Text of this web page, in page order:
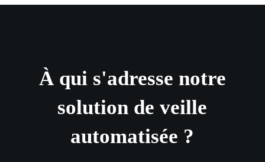
À qui s'adresse notre
solution de veille
automatisée ?